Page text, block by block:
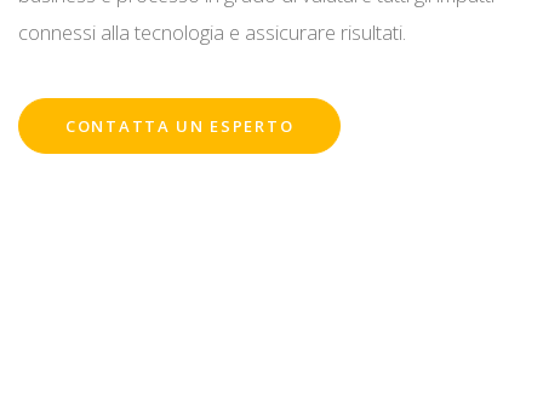
connessi alla tecnologia e assicurare risultati.
CONTATTA UN ESPERTO